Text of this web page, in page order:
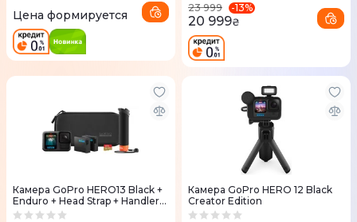
Цена формируется
23 999 -13%
20 999₴
Камера GoPro HERO13 Black +
Enduro + Head Strap + Handler
Floating (CHDRB-131-RW)
Камера GoPro HERO 12 Black
Creator Edition